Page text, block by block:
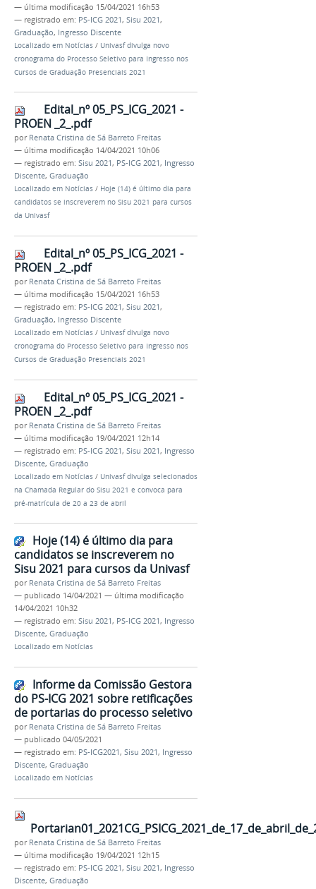
— última modificação 15/04/2021 16h53
— registrado em: PS-ICG 2021, Sisu 2021,
Graduação, Ingresso Discente
Localizado em Notícias / Univasf divulga novo
cronograma do Processo Seletivo para Ingresso nos
Cursos de Graduação Presenciais 2021
Edital_nº 05_PS_ICG_2021 -
PROEN _2_.pdf
por Renata Cristina de Sá Barreto Freitas
— última modificação 14/04/2021 10h06
— registrado em: Sisu 2021, PS-ICG 2021, Ingresso
Discente, Graduação
Localizado em Notícias / Hoje (14) é último dia para
candidatos se inscreverem no Sisu 2021 para cursos
da Univasf
Edital_nº 05_PS_ICG_2021 -
PROEN _2_.pdf
por Renata Cristina de Sá Barreto Freitas
— última modificação 15/04/2021 16h53
— registrado em: PS-ICG 2021, Sisu 2021,
Graduação, Ingresso Discente
Localizado em Notícias / Univasf divulga novo
cronograma do Processo Seletivo para Ingresso nos
Cursos de Graduação Presenciais 2021
Edital_nº 05_PS_ICG_2021 -
PROEN _2_.pdf
por Renata Cristina de Sá Barreto Freitas
— última modificação 19/04/2021 12h14
— registrado em: PS-ICG 2021, Sisu 2021, Ingresso
Discente, Graduação
Localizado em Notícias / Univasf divulga selecionados
na Chamada Regular do Sisu 2021 e convoca para
pré-matrícula de 20 a 23 de abril
Hoje (14) é último dia para
candidatos se inscreverem no
Sisu 2021 para cursos da Univasf
por Renata Cristina de Sá Barreto Freitas
— publicado 14/04/2021 — última modificação
14/04/2021 10h32
— registrado em: Sisu 2021, PS-ICG 2021, Ingresso
Discente, Graduação
Localizado em Notícias
Informe da Comissão Gestora
do PS-ICG 2021 sobre retificações
de portarias do processo seletivo
por Renata Cristina de Sá Barreto Freitas
— publicado 04/05/2021
— registrado em: PS-ICG2021, Sisu 2021, Ingresso
Discente, Graduação
Localizado em Notícias
por Renata Cristina de Sá Barreto Freitas
— última modificação 19/04/2021 12h15
— registrado em: PS-ICG 2021, Sisu 2021, Ingresso
Discente, Graduação